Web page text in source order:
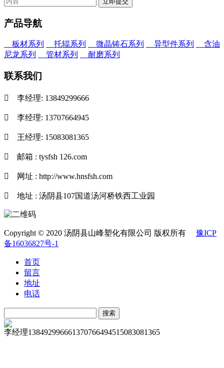
产品导航
板材系列 托辊系列 微晶铸石系列 异型件系列
含油
尼龙系列
管材系列 耐磨系列
联系我们
 李经理: 13849299666
 李经理: 13707664945
 王经理: 15083081365
 邮箱 : tysfsh 126.com
 网址 : http://www.hnsfsh.com
 地址 : 汤阴县107国道汤河桥铁西工业园
Copyright © 2020 汤阴县山峰塑化有限公司 版权所有 豫ICP
备16036827号-1
首页
留言
地址
电话
李经理138492996661370766494515083081365